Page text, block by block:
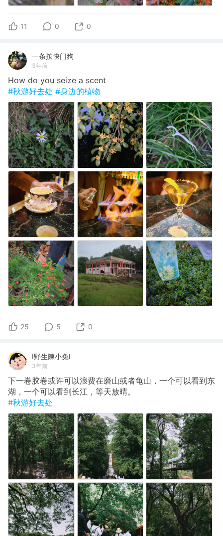
11 0 0
一条按快门狗
3年前
How do you seize a scent
#秋游好去处 #身边的植物
25 5 0
I野生陳小兔I
3年前
下一卷胶卷或许可以浪费在磨山或者龟山，一个可以看到东
湖，一个可以看到长江，等天放晴。
#秋游好去处